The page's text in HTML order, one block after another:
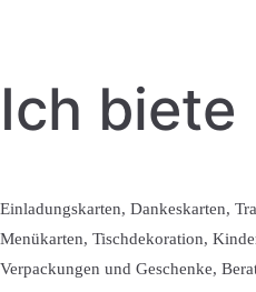
Ich biete
Einladungskarten, Dankeskarten,
Menükarten, Tischdekoration,
Verpackungen und Geschenke,